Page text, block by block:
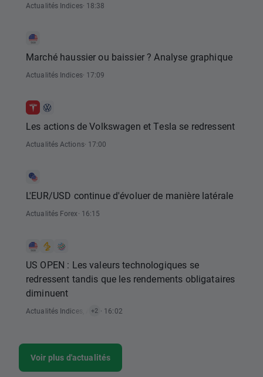
Actualités Indices· 18:38
Marché haussier ou baissier ? Analyse graphique
Actualités Indices· 17:09
Les actions de Volkswagen et Tesla se redressent
Actualités Actions· 17:00
L'EUR/USD continue d'évoluer de manière latérale
Actualités Forex· 16:15
US OPEN : Les valeurs technologiques se
redressent tandis que les rendements obligataires
diminuent
Actualités Indices Actualités Analyse Technique
+2 · 16:02
Voir plus d'actualités